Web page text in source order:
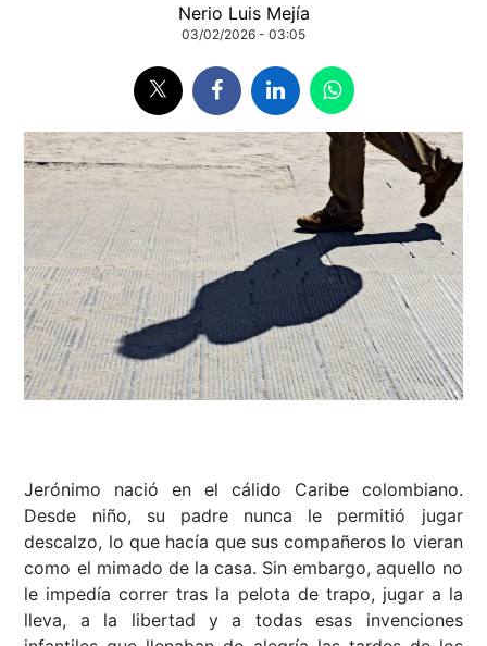
Nerio Luis Mejía
03/02/2026 - 03:05
Jerónimo nació en el cálido Caribe colombiano.
Desde niño, su padre nunca le permitió jugar
descalzo, lo que hacía que sus compañeros lo vieran
como el mimado de la casa. Sin embargo, aquello no
le impedía correr tras la pelota de trapo, jugar a la
lleva, a la libertad y a todas esas invenciones